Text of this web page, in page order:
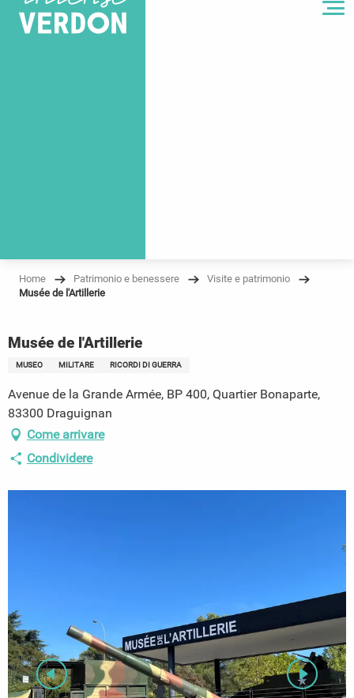
Home Patrimonio e benessere
Visite e patrimonio
Musée de l'Artillerie
Musée de l'Artillerie
MUSEO MILITARE RICORDI DI GUERRA
Avenue de la Grande Armée, BP 400, Quartier Bonaparte,
83300 Draguignan
Come arrivare
Condividere